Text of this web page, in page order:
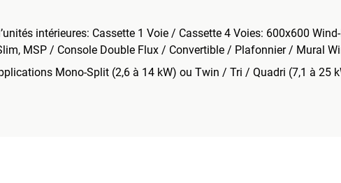
intérieures: Cassette 1 Voie / Cassette 4 Voies: 600x600
MSP / Console Double Flux / Convertible / Plafonnier / Mural
Mono-Split (2,6 à 14 kW) ou Twin / Tri / Quadri (7,1 à 25